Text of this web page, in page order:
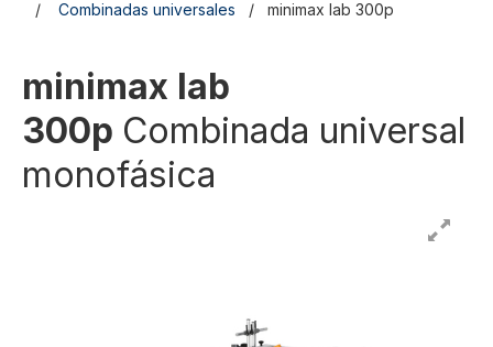
Combinadas universales
minimax lab 300p
minimax lab
300p Combinada universal
monofásica